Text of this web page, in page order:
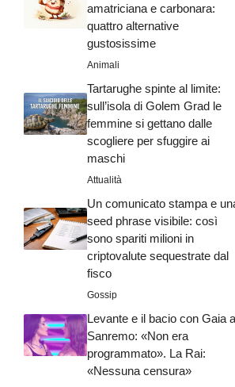
amatriciana e carbonara:
quattro alternative
gustosissime
Animali
Tartarughe spinte al limite:
sull’isola di Golem Grad le
femmine si gettano dalle
scogliere per sfuggire ai
maschi
Attualità
Un comunicato stampa e
seed phrase visibile: così
sono spariti milioni in
criptovalute sequestrate dal
fisco
Gossip
Levante e il bacio con Gaia a
Sanremo: «Non era
programmato». La Rai:
«Nessuna censura»